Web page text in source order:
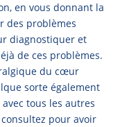
en vous donnant la
des problèmes
diagnostiquer et
de ces problèmes.
du cœur
sorte également
tous les autres
pour avoir